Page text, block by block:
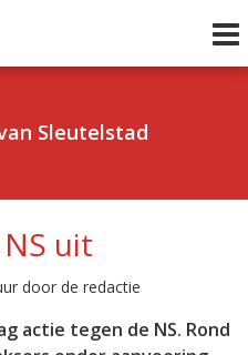
Sleutelstad
uit
door de redactie
actie tegen de NS. Rond